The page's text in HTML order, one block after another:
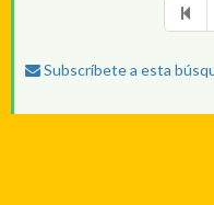
Subscríbete a esta